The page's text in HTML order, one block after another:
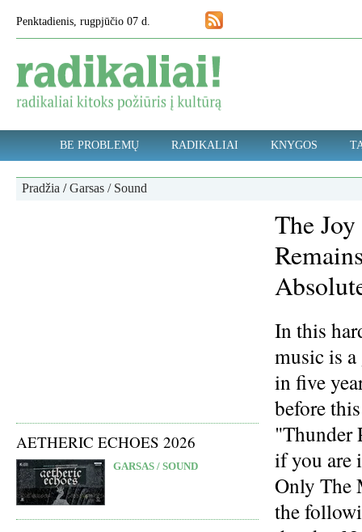
Penktadienis, rugpjūčio 07 d.
BE PROBLEMŲ RADIKALIAI KNYGOS
Pradžia /Garsas / Sound
AETHERIC ECHOES 2026
GARSAS / SOUND
The
In this
music is
in five
before
"Thunder
if you are
Only The
the